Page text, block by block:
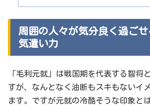
周囲の人々が気分良く過ご
気遣い力
「毛利元就」は戦国期を代表する智将
すが、なんとなく油断もスキもないイ
ます。ですが元就の冷酷そうな印象と